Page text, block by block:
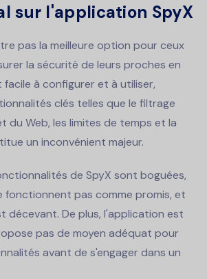
sur l'application SpyX
pas la meilleure option pour ceux
la sécurité de leurs proches en
facile à configurer et à utiliser,
clés telles que le filtrage
du Web, les limites de temps et la
un inconvénient majeur.
de SpyX sont boguées,
fonctionnent pas comme promis, et
décevant. De plus, l'application est
pas de moyen adéquat pour
avant de s'engager dans un